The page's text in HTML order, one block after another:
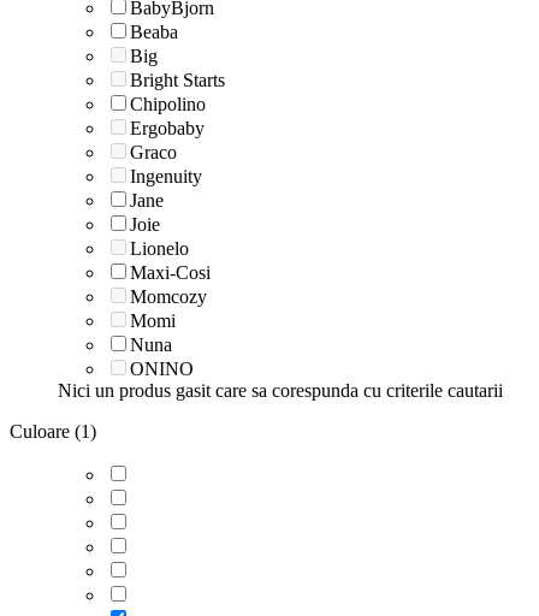
BabyBjorn
Beaba
Big
Bright Starts
Chipolino
Ergobaby
Graco
Ingenuity
Jane
Joie
Lionelo
Maxi-Cosi
Momcozy
Momi
Nuna
ONINO
Nici un produs gasit care sa corespunda cu criterile cautarii
Culoare (1)